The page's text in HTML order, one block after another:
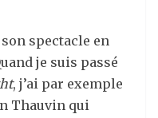
spectacle en
je suis passé
, j’ai par exemple
Thauvin qui